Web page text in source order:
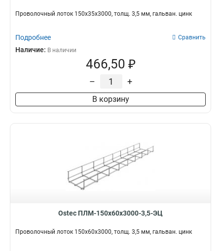
Проволочный лоток 150х35х3000, толщ. 3,5 мм, гальван. цинк
Подробнее Сравнить
Наличие: В наличии
466,50 ₽
– +
В корзину
Ostec ПЛМ-150х60х3000-3,5-ЭЦ
Проволочный лоток 150х60х3000, толщ. 3,5 мм, гальван. цинк